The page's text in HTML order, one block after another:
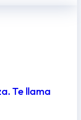
Te llama